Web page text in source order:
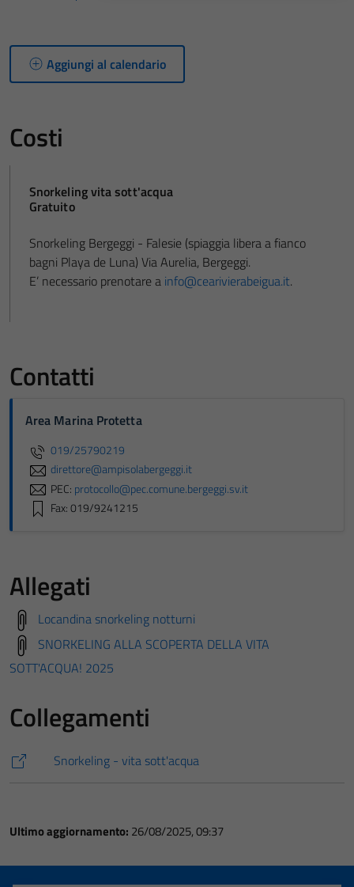
Aggiungi al calendario
Costi
Snorkeling vita sott'acqua
Gratuito
Snorkeling Bergeggi - Falesie (spiaggia libera a fianco
bagni Playa de Luna) Via Aurelia, Bergeggi.
E’ necessario prenotare a info@cearivierabeigua.it.
Contatti
Area Marina Protetta
019/25790219
direttore@ampisolabergeggi.it
PEC: protocollo@pec.comune.bergeggi.sv.it
Fax: 019/9241215
Allegati
Locandina snorkeling notturni
SNORKELING ALLA SCOPERTA DELLA VITA
SOTT'ACQUA! 2025
Collegamenti
Snorkeling - vita sott'acqua
Ultimo aggiornamento: 26/08/2025, 09:37